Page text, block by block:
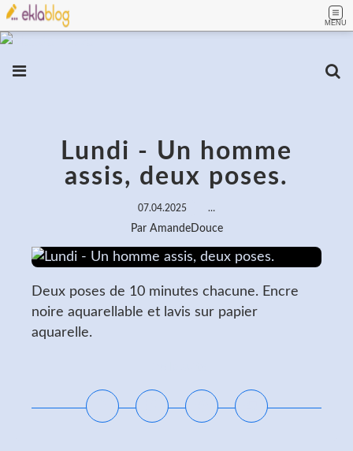
MENU
Lundi - Un homme
assis, deux poses.
07.04.2025 …
Par AmandeDouce
Deux poses de 10 minutes chacune. Encre
noire aquarellable et lavis sur papier
aquarelle.